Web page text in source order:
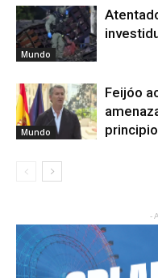
Mundo
Mundo
Feijóo
-